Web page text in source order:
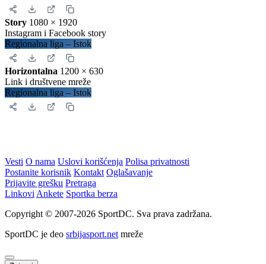
Ovako će izgledati prikaz na Vašoj stranici:
Zatvori
Slika za deljenje
Regionalna liga – Istok
Kvadrat1080 × 1080
Instagram i Facebook
Regionalna liga – Istok
Story1080 × 1920
Regionalna liga – Istok